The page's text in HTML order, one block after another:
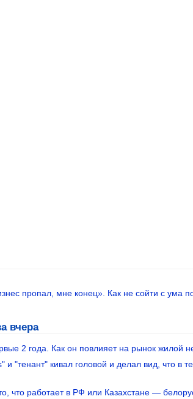
пропал, мне конец». Как не сойти с ума
вчера
2 года. Как он повлияет на рынок жилой
и "тенант" кивал головой и делал вид, что
что работает в РФ или Казахстане —